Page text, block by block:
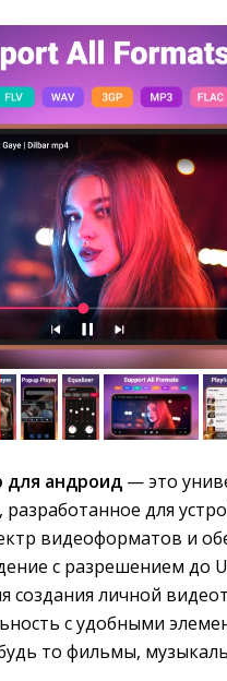
для андроид — это
разработанное для
видеоформатов и
с разрешением до
создания личной
с удобными
то фильмы,